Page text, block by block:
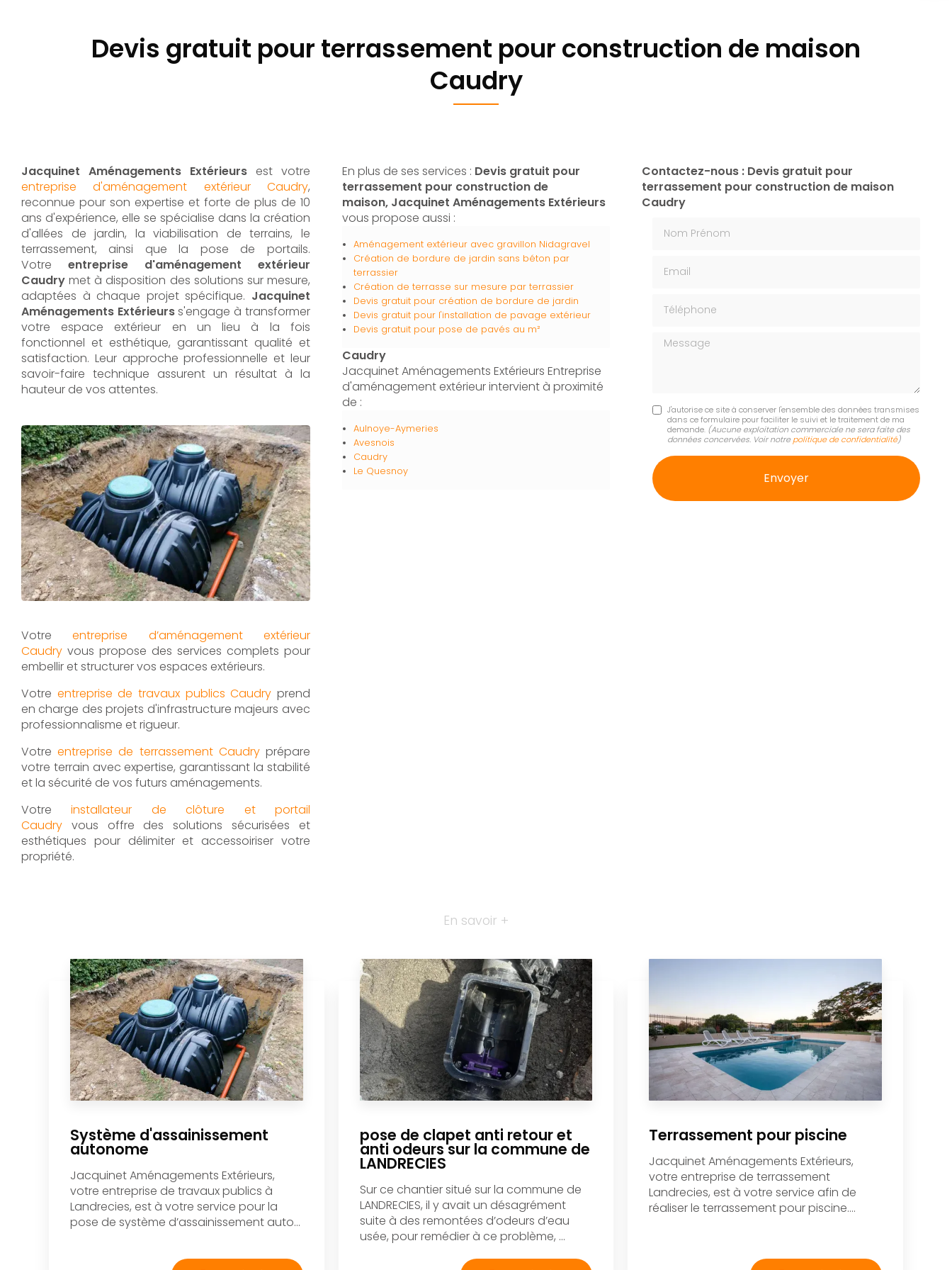
Devis gratuit pour terrassement pour construction de maison
Caudry
Jacquinet Aménagements Extérieurs est votre
entreprise d'aménagement extérieur Caudry,
reconnue pour son expertise et forte de plus de 10
ans d'expérience, elle se spécialise dans la création
d'allées de jardin, la viabilisation de terrains, le
terrassement, ainsi que la pose de portails.
Votre entreprise d'aménagement extérieur
Caudry met à disposition des solutions sur mesure,
adaptées à chaque projet spécifique. Jacquinet
Aménagements Extérieurss'engage à transformer
votre espace extérieur en un lieu à la fois
fonctionnel et esthétique, garantissant qualité et
satisfaction. Leur approche professionnelle et leur
savoir-faire technique assurent un résultat à la
hauteur de vos attentes.
Votreentreprise d’aménagement extérieur
Caudry vous propose des services complets pour
embellir et structurer vos espaces extérieurs.
Votre entreprise de travaux publics Caudry prend
en charge des projets d'infrastructure majeurs avec
professionnalisme et rigueur.
Votreentreprise de terrassement Caudryprépare
votre terrain avec expertise, garantissant la stabilité
et la sécurité de vos futurs aménagements.
Votreinstallateur de clôture et portail
Caudry vous offre des solutions sécurisées et
esthétiques pour délimiter et accessoiriser votre
propriété.
En plus de ses services : Devis gratuit pour
terrassement pour construction de
maison, Jacquinet Aménagements Extérieurs
vous propose aussi :
Aménagement extérieur avec gravillon Nidagravel
Création de bordure de jardin sans béton par
terrassier
Création de terrasse sur mesure par terrassier
Devis gratuit pour création de bordure de jardin
Devis gratuit pour l'installation de pavage extérieur
Devis gratuit pour pose de pavés au m²
Caudry
Jacquinet Aménagements Extérieurs Entreprise
d'aménagement extérieur intervient à proximité
de :
Aulnoye-Aymeries
Avesnois
Caudry
Le Quesnoy
Contactez-nous : Devis gratuit pour
terrassement pour construction de maison
Caudry
Message
J'autorise ce site à conserver l'ensemble des données transmises
dans ce formulaire pour faciliter le suivi et le traitement de ma
demande. (Aucune exploitation commerciale ne sera faite des
données concervées. Voir notre politique de confidentialité)
En savoir +
Système d'assainissement
autonome
Jacquinet Aménagements Extérieurs,
votre entreprise de travaux publics à
Landrecies, est à votre service pour la
pose de système d’assainissement auto...
pose de clapet anti retour et
anti odeurs sur la commune de
LANDRECIES
Sur ce chantier situé sur la commune de
LANDRECIES, il y avait un désagrément
suite à des remontées d’odeurs d’eau
usée, pour remédier à ce problème, ...
Terrassement pour piscine
Jacquinet Aménagements Extérieurs,
votre entreprise de terrassement
Landrecies, est à votre service afin de
réaliser le terrassement pour piscine....